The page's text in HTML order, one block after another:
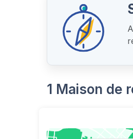
1 Maison de